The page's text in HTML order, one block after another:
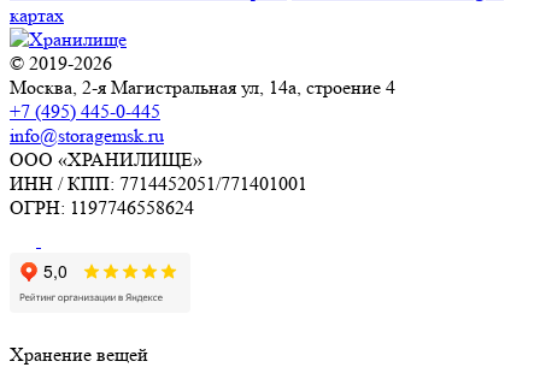
картах
© 2019-2026
Москва, 2-я Магистральная ул, 14а, строение 4
+7 (495) 445-0-445
info@storagemsk.ru
ООО «ХРАНИЛИЩЕ»
ИНН / КПП: 7714452051/771401001
ОГРН: 1197746558624
Хранение вещей